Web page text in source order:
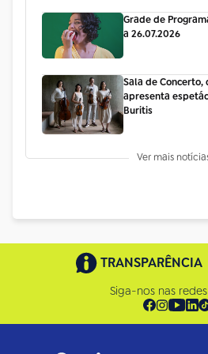
Grade de
a 26.07.2026
Sala de Concerto,
apresenta
Buritis
Ver mais
TRANSPARÊNCIA
Siga-nos nas